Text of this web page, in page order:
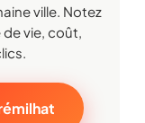
ville. Notez
de vie, coût,